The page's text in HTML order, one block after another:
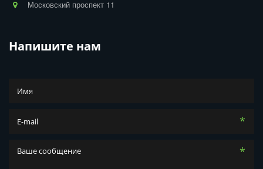
Московский проспект 11
Напишите нам
*
*